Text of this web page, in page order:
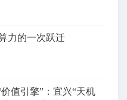
力的一次跃迁
值引擎”：宜兴“天机